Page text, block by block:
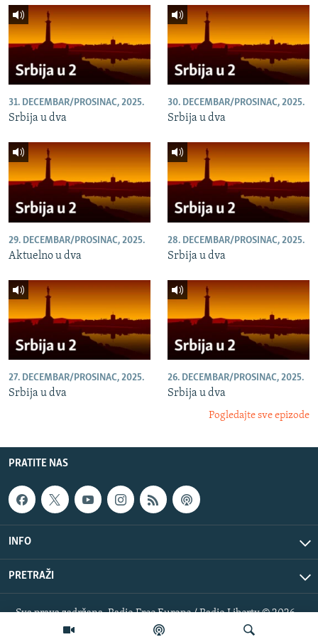
31. DECEMBAR/PROSINAC, 2025.
Srbija u dva
30. DECEMBAR/PROSINAC, 2025.
Srbija u dva
29. DECEMBAR/PROSINAC, 2025.
Aktuelno u dva
28. DECEMBAR/PROSINAC, 2025.
Srbija u dva
27. DECEMBAR/PROSINAC, 2025.
Srbija u dva
26. DECEMBAR/PROSINAC, 2025.
Srbija u dva
Pogledajte sve epizode
PRATITE NAS
INFO
PRETRAŽI
Sva prava zadržana. Radio Free Europe / Radio Liberty © 2026
RFE/RL, Inc.